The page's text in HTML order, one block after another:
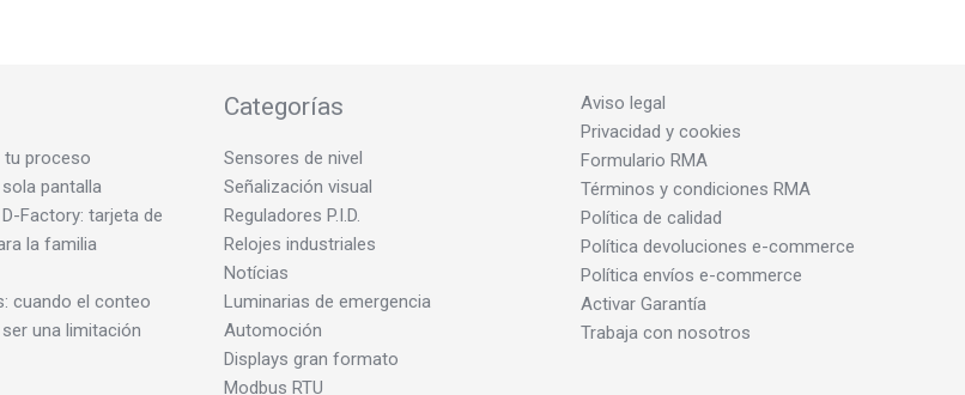
tu proceso
pantalla
Factory: tarjeta de
la familia
cuando el conteo
una limitación
Categorías
Sensores de nivel
Señalización visual
Reguladores P.I.D.
Relojes industriales
Notícias
Luminarias de emergencia
Automoción
Displays gran formato
Modbus RTU
Aviso legal
Privacidad y cookies
Formulario RMA
Términos y condiciones RMA
Política de calidad
Política devoluciones e-commerce
Política envíos e-commerce
Activar Garantía
Trabaja con nosotros